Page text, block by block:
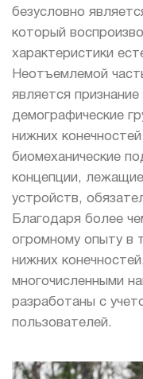
безусловно
который
характеристики
Неотъемлемой
является
демографические
нижних
биомеханические
концепции,
устройств,
Благодаря более
огромному опыту в
нижних
многочисленными
разработаны с
пользователей.